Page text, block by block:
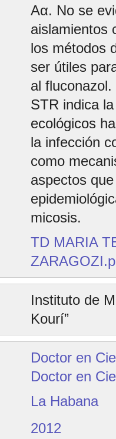
Aα. No se
aislamientos
los métodos
ser útiles
al
STR indica
ecológicos
la infección
como
aspectos
micosis.
TD MARIA
Instituto de
Kourí”
Doctor en
Doctor en
La Habana
2012